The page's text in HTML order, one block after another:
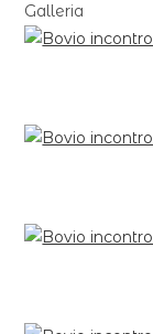
Galleria